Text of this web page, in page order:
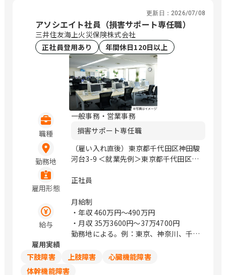
県岡山市北区今2丁目9番8号 岡山県倉敷
市白楽町587-3 広島県広島市安佐南区西
原5-16-6 （ケイ・テイ ビル3F） 山口県
周南市久米中央四丁目10番11号 山口県
下関市綾羅木本町3丁目13-9 山口県山口
市小郡下郷2227番地4 徳島県徳島市中洲
町一丁目8-1 愛媛県松山市生石町130-1
高知県高知市杉井流21番10号 福岡県福
岡市博多区御供所町1-1 （西鉄祇園ビ
ル） 福岡県北九州市小倉北区京町三丁
目7番1号 （ガーデンシティ小倉3階）
福岡県久留米市合川町1925番1号 （中央
公園通り） 佐賀県佐賀市駅前中央1丁目
14-40 （ニッセイ佐賀駅前ビル4F） 熊
本県熊本市南区田井島1丁目7-1 宮崎県
延岡市日の出町2丁目1番地9 （メモリア
ルライフ1階北号室） 宮崎県宮崎市高千
目4番7号 ※転居を伴う転勤なし。 ※原
則マイカー通勤不可 / 札幌、盛岡、勾当
台公園、山形、郡山、水戸、宇都宮、前
橋、浦和、熊谷、川越、千葉みなと、船
参道、立川、みなとみらい、海老名、辻
更新日： 2026/07/08
アソシエイト社員（損害サポート専任職）
三井住友海上火災保険株式会社
正社員登用あり
年間休日120日以上
職種
一般事務・営業事務
損害サポート専任職
勤務地
（雇い入れ直後）東京都千代田区神田駿
河台3-9 ＜就業先例＞東京都千代田区神
町
雇用形態
正社員
給与
月給制
・年収 460万円〜490万円
・月収 35万3600円〜37万4700円
勤務地による。例：東京、神奈川、千
雇用実績
下肢障害
上肢障害
心臓機能障害
体幹機能障害